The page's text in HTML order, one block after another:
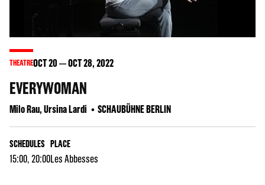
THEATREOCT20 OCT28, 2022
EVERYWOMAN
Milo Rau, Ursina Lardi SCHAUBÜHNE BERLIN
SCHEDULES
15:00, 20:00
PLACE
Les Abbesses